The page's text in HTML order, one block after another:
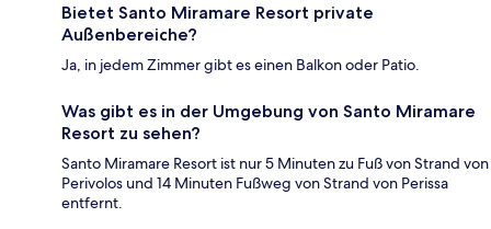
Bietet Santo Miramare Resort private
Außenbereiche?
Ja, in jedem Zimmer gibt es einen Balkon oder Patio.
Was gibt es in der Umgebung von Santo Miramare
Resort zu sehen?
Santo Miramare Resort ist nur 5 Minuten zu Fuß von Strand von
Perivolos und 14 Minuten Fußweg von Strand von Perissa
entfernt.